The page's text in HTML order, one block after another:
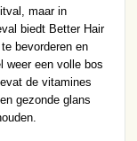
maar in
biedt Better Hair
bevorderen en
weer een volle bos
de vitamines
gezonde glans